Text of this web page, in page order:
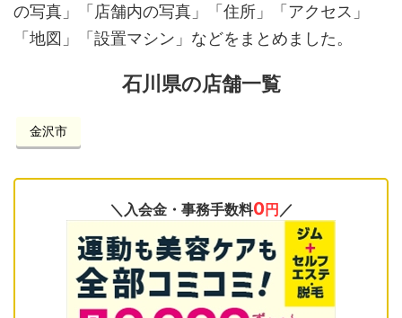
の写真」「店舗内の写真」「住所」「アクセス」
「地図」「設置マシン」などをまとめました。
石川県の店舗一覧
金沢市
＼入会金・事務手数料0円 ／